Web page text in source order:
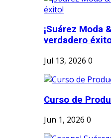
¡Suárez Moda
verdadero
Jul 13, 2026 0
Curso de
Jun 1, 2026 0